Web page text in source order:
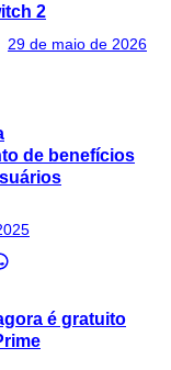
2
Posted
29 de maio de 2026
de benefícios
on
é gratuito